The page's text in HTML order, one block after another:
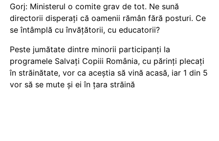
Gorj: Ministerul o comite grav de tot. Ne sună
directorii disperați că oamenii rămân fără posturi. Ce
se întâmplă cu învățătorii, cu educatorii?
Peste jumătate dintre minorii participanți la
programele Salvați Copiii România, cu părinți plecați
în străinătate, vor ca aceștia să vină acasă, iar 1 din 5
vor să se mute și ei în țara străină